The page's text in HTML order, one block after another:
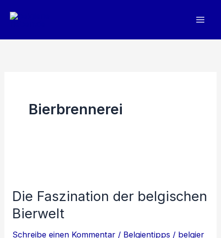
Inhalt
Bierbrennerei
Die Faszination der belgischen
Bierwelt
Schreibe einen Kommentar / Belgientipps / belgier